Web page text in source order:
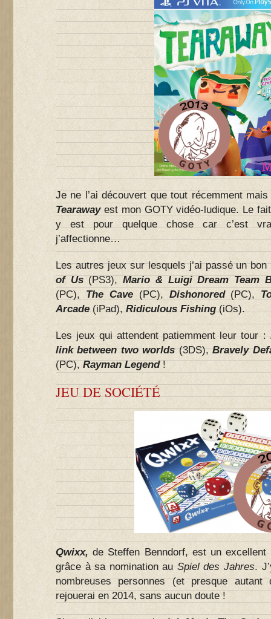
Je ne l’ai découvert que tout récemment
Tearaway est mon GOTY vidéo-ludique. Le
y est pour quelque chose car c’est
j’affectionne…
Les autres jeux sur lesquels j’ai passé un
of Us(PS3),Mario & Luigi Dream Team
(PC), The Cave(PC), Dishonored (PC),
Arcade(iPad),Ridiculous Fishing(iOs).
Les jeux qui attendent patiemment leur tour :
link between two worlds(3DS),Bravely
(PC),Rayman Legend!
JEU DE SOCIÉTÉ
Qwixx, de Steffen Benndorf, est un excellent
grâce à sa nomination auSpiel des Jahres.
nombreuses personnes (et presque
rejouerai en 2014, sans aucun doute !